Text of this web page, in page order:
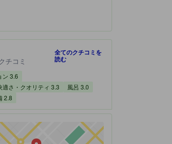
コミスコア：3.0 / 5 良い 8 件のクチコミ
チコミ
全てのクチコミを
読む
ン 3.6
適さ・クオリティ 3.3
風呂 3.0
2.8